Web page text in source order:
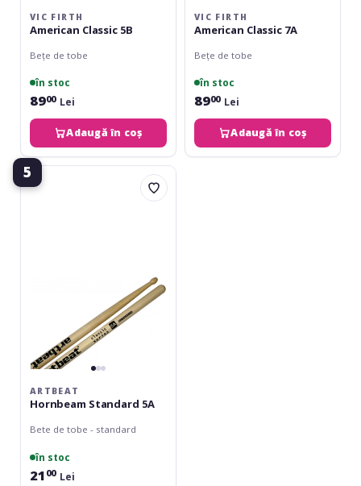
VIC FIRTH
American Classic 5B
Bețe de tobe
în stoc
8900 Lei
Adaugă în coș
VIC FIRTH
American Classic 7A
Bețe de tobe
în stoc
8900 Lei
Adaugă în coș
5
Artbeat
Hornbeam
ARTBEAT
Hornbeam Standard 5A
Bete de tobe - standard
în stoc
21 00 Lei